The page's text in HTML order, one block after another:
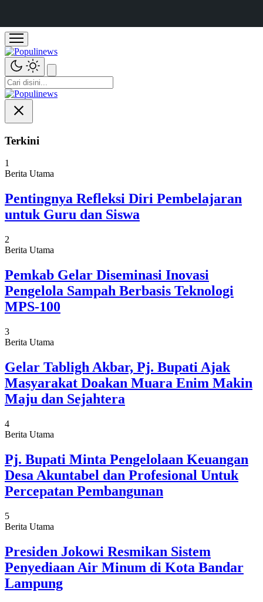
Terkini
1
Berita Utama
Pentingnya Refleksi Diri Pembelajaran
untuk Guru dan Siswa
2
Berita Utama
Pemkab Gelar Diseminasi Inovasi
Pengelola Sampah Berbasis Teknologi
MPS-100
3
Berita Utama
Gelar Tabligh Akbar, Pj. Bupati Ajak
Masyarakat Doakan Muara Enim Makin
Maju dan Sejahtera
4
Berita Utama
Pj. Bupati Minta Pengelolaan Keuangan
Desa Akuntabel dan Profesional Untuk
Percepatan Pembangunan
5
Berita Utama
Presiden Jokowi Resmikan Sistem
Penyediaan Air Minum di Kota Bandar
Lampung